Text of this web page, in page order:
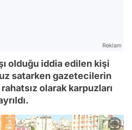
Reklam
olduğu iddia edilen kişi
satarken gazetecilerin
olarak karpuzları